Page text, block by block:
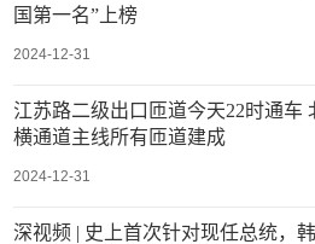
国第一名”上榜
2024-12-31
江苏路二级出口匝道今天22时通车
横通道主线所有匝道建成
2024-12-31
深视频 | 史上首次针对现任总统，